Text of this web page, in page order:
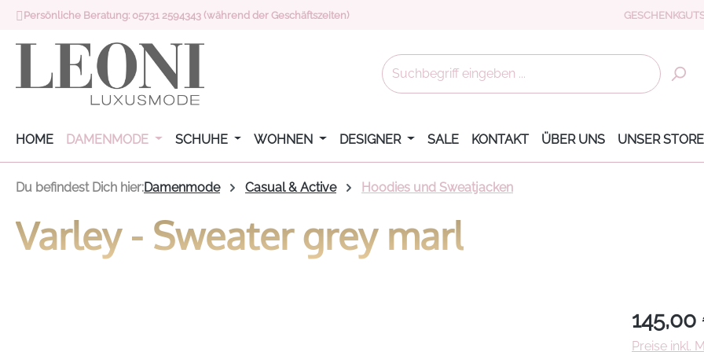
Hauptinhalt springen
Zur Suche springen
Zur Hauptnavigation springen
Persönliche Beratung: 05731 2594343 (während der Geschäftszeiten)
HOME DAMENMODE SCHUHE WOHNEN DESIGNER SALE KONTAKT ÜBER UNS UNSER STORE
Du befindest Dich hier:Damenmode Casual & Active Hoodies und Sweatjacken
Varley - Sweater grey marl
Regulärer
Preise inkl.